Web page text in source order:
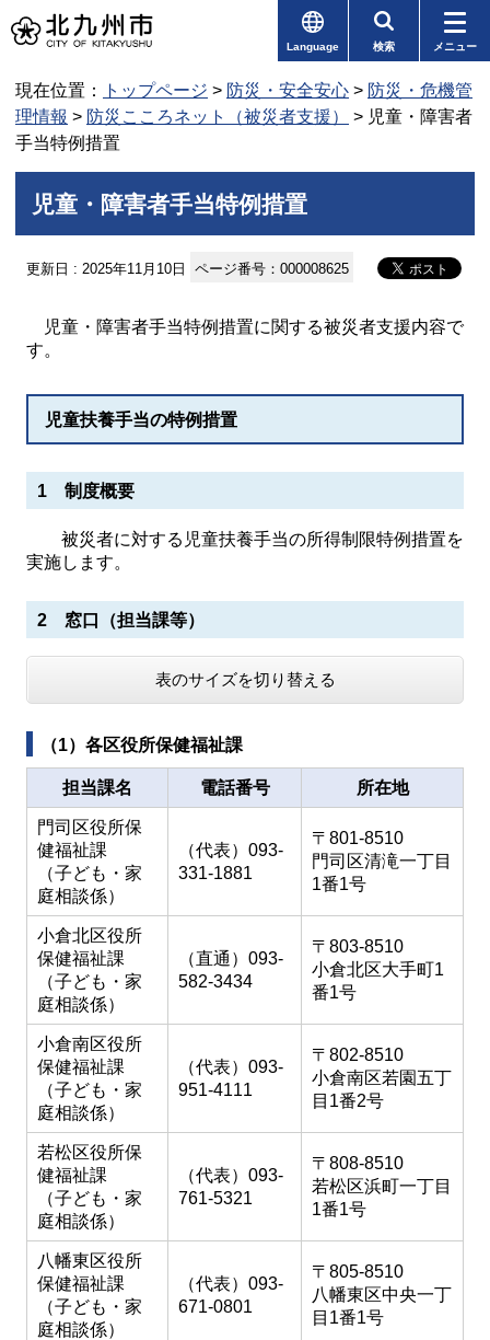
Language 検索 メニュー
現在位置： トップページ > 防災・安全安心 > 防災・危機管
理情報 > 防災こころネット（被災者支援）
> 児童・障害者
手当特例措置
児童・障害者手当特例措置
更新日 : 2025年11月10日 ページ番号：000008625
児童・障害者手当特例措置に関する被災者支援内容で
す。
児童扶養手当の特例措置
1 制度概要
被災者に対する児童扶養手当の所得制限特例措置を
実施します。
2 窓口（担当課等）
表のサイズを切り替える
（1）各区役所保健福祉課
担当課名 電話番号 所在地
門司区役所保
健福祉課
（子ども・家
庭相談係）
（代表）093-
331-1881
〒801-8510
門司区清滝一丁目
1番1号
小倉北区役所
保健福祉課
（子ども・家
庭相談係）
（直通）093-
582-3434
〒803-8510
小倉北区大手町1
番1号
小倉南区役所
保健福祉課
（子ども・家
庭相談係）
（代表）093-
951-4111
〒802-8510
小倉南区若園五丁
目1番2号
若松区役所保
健福祉課
（子ども・家
庭相談係）
（代表）093-
761-5321
〒808-8510
若松区浜町一丁目
1番1号
八幡東区役所
保健福祉課
（子ども・家
庭相談係）
（代表）093-
671-0801
〒805-8510
八幡東区中央一丁
目1番1号